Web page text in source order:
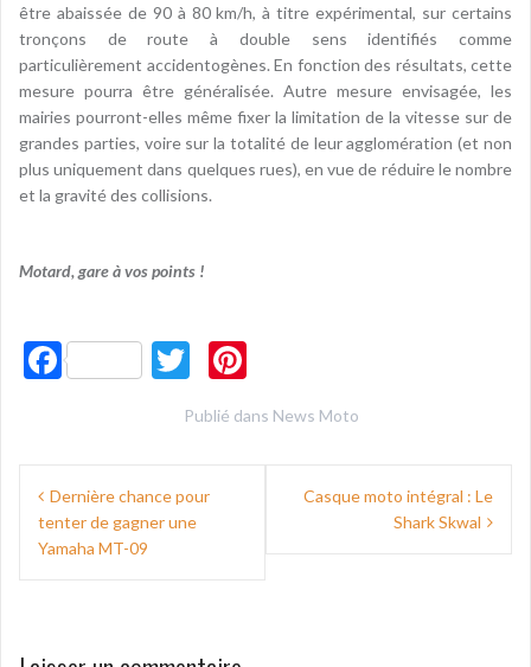
être abaissée de 90 à 80 km/h, à titre expérimental, sur certains
tronçons de route à double sens identifiés comme
particulièrement accidentogènes. En fonction des résultats, cette
mesure pourra être généralisée. Autre mesure envisagée, les
mairies pourront-elles même fixer la limitation de la vitesse sur de
grandes parties, voire sur la totalité de leur agglomération (et non
plus uniquement dans quelques rues), en vue de réduire le nombre
et la gravité des collisions.
Motard, gare à vos points !
F
o
o
T
w
itt
nt
er
Publié dans News Moto
Dernière chance pour
tenter de gagner une
Yamaha MT-09
Casque moto intégral : Le
Shark Skwal